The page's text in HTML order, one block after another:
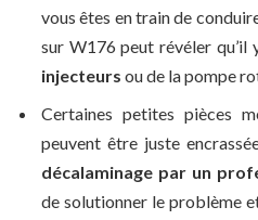
vous êtes en train de
sur W176 peut révéler qu’il
injecteurs ou de la pompe
Certaines petites pièces
peuvent être juste
décalaminage par un
de solutionner le problème